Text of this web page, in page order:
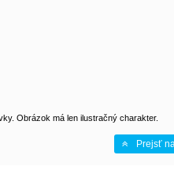
Obrázok má len ilustračný charakter.
Prejsť